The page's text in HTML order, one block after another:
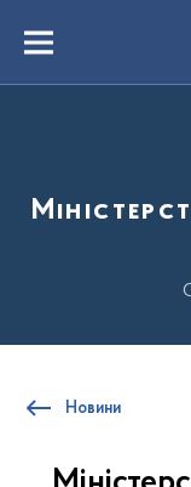
вмістуMenu
Новини